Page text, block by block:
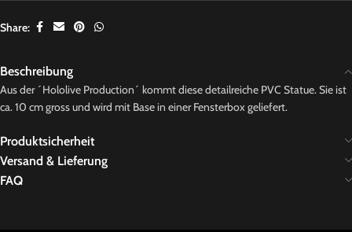
Share:
Beschreibung
Aus der ´Hololive Production´ kommt diese detailreiche PVC Statue. Sie ist
ca. 10 cm gross und wird mit Base in einer Fensterbox geliefert.
Produktsicherheit
Versand & Lieferung
FAQ